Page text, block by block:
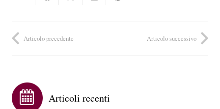
Articolo precedente Articolo successivo
Articoli recenti